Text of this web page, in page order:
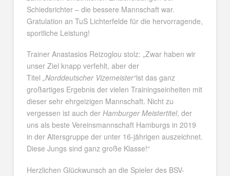
Schiedsrichter – die bessere Mannschaft war.
Gratulation an TuS Lichterfelde für die hervorragende,
sportliche Leistung!
Trainer Anastasios Reizoglou stolz: „Zwar haben wir
unser Ziel knapp verfehlt, aber der
Titel „Norddeutscher Vizemeister“ist das ganz
großartiges Ergebnis der vielen Trainingseinheiten mit
dieser sehr ehrgeizigen Mannschaft. Nicht zu
vergessen ist auch der Hamburger Meistertitel, der
uns als beste Vereinsmannschaft Hamburgs in 2019
in der Altersgruppe der unter 16-jährigen auszeichnet.
Diese Jungs sind ganz große Klasse!“
Herzlichen Glückwunsch an die Spieler des BSV-